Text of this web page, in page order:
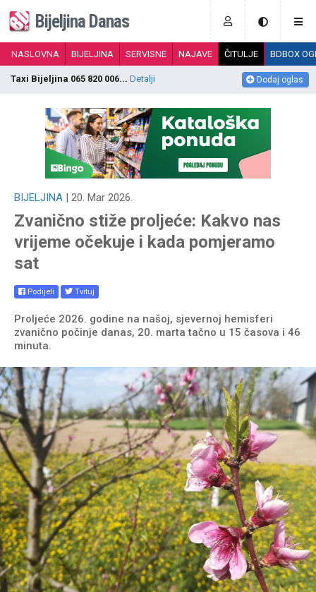
Bijeljina Danas
NASLOVNA BIJELJINA SERVISNE NAJAVE ČITULJE BDBOX
Dodaj oglas
Dječija autosjedalica 0-25kg , 3 položaj...
BIJELJINA | 20. Mar 2026.
Zvanično stiže proljeće: Kakvo nas
vrijeme očekuje i kada pomjeramo
sat
Podijeli Tvituj
Proljeće 2026. godine na našoj, sjevernoj hemisferi
zvanično počinje danas, 20. marta tačno u 15 časova i 46
minuta.